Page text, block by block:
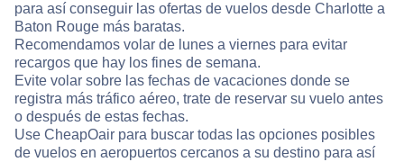
para así conseguir las ofertas de vuelos desde Charlotte a
Baton Rouge más baratas.
Recomendamos volar de lunes a viernes para evitar
recargos que hay los fines de semana.
Evite volar sobre las fechas de vacaciones donde se
registra más tráfico aéreo, trate de reservar su vuelo antes
o después de estas fechas.
Use CheapOair para buscar todas las opciones posibles
de vuelos en aeropuertos cercanos a su destino para así